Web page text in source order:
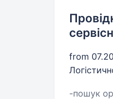
from
-пошук